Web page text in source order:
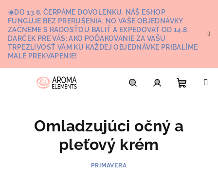
obsah
☀️DO 13.8. ČERPÁME DOVOLENKU. NÁŠ ESHOP
FUNGUJE BEZ PRERUŠENIA, NO VAŠE OBJEDNÁVKY
ZAČNEME S RADOSŤOU BALIŤ A EXPEDOVAŤ OD 14.8.
DARČEK PRE VÁS: AKO POĎAKOVANIE ZA VAŠU
TRPEZLIVOSŤ VÁM KU KAŽDEJ OBJEDNÁVKE PRIBALÍME
MALÉ PREKVAPENIE!
košík
Omladzujúci očný a
pleťový krém
PRIMAVERA